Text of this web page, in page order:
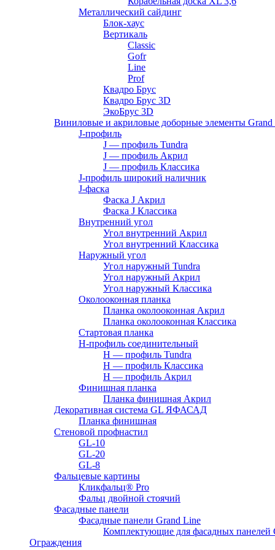
Металлический сайдинг
Блок-хаус
Вертикаль
Classic
Gofr
Line
Prof
Квадро Брус
Квадро Брус 3D
ЭкоБрус 3D
Виниловые и акриловые доборные элементы Grand
J-профиль
J — профиль Tundra
J — профиль Акрил
J — профиль Классика
J-профиль широкий наличник
J-фаска
Фаска J Акрил
Фаска J Классика
Внутренний угол
Угол внутренний Акрил
Угол внутренний Классика
Наружный угол
Угол наружный Tundra
Угол наружный Акрил
Угол наружный Классика
Околооконная планка
Планка околооконная Акрил
Планка околооконная Классика
Стартовая планка
H-профиль соединительный
Н — профиль Tundra
H — профиль Классика
Н — профиль Акрил
Финишная планка
Планка финишная Акрил
Декоративная система GL ЯФАСАД
Планка финишная
Стеновой профнастил
GL-10
GL-20
GL-8
Фальцевые картины
Кликфальц® Pro
Фальц двoйной стоячий
Фасадные панели
Фасадные панели Grand Line
Комплектующие для фасадных панелей
Ограждения